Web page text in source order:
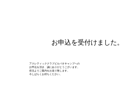
お申込を受付けました。
アスレティッククラブビルバオキャンプへの
お申込を頂き、誠にありがとうございます。
​担当よりご案内をお送り致します。
今しばらくお待ちください。